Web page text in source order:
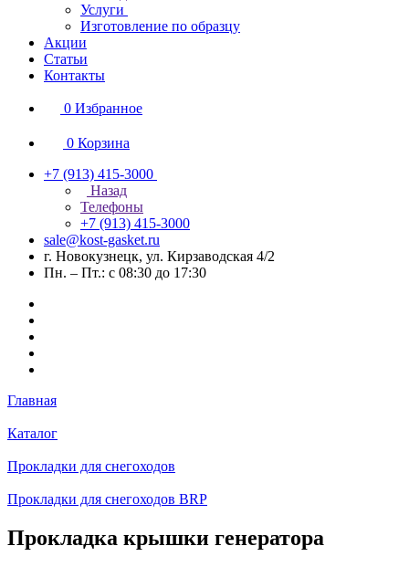
Услуги
Изготовление по образцу
Акции
Статьи
Контакты
0 Избранное
0 Корзина
+7 (913) 415-3000
Назад
Телефоны
+7 (913) 415-3000
sale@kost-gasket.ru
г. Новокузнецк, ул. Кирзаводская 4/2
Пн. – Пт.: с 08:30 до 17:30
Главная
Каталог
Прокладки для снегоходов
Прокладки для снегоходов BRP
Прокладка крышки генератора